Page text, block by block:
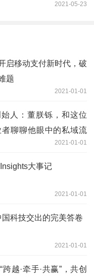
2021-05-23
启移动支付新时代，破
题
2021-01-01
人：董朕铄，和这位
聊聊他眼中的私域流
2021-01-01
大事记
2021-01-01
科技交出的完美答卷
2021-01-01
越·牵手·共赢”，共创